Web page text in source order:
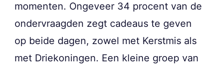
momenten. Ongeveer 34 procent van de
ondervraagden zegt cadeaus te geven
op beide dagen, zowel met Kerstmis als
met Driekoningen. Een kleine groep van